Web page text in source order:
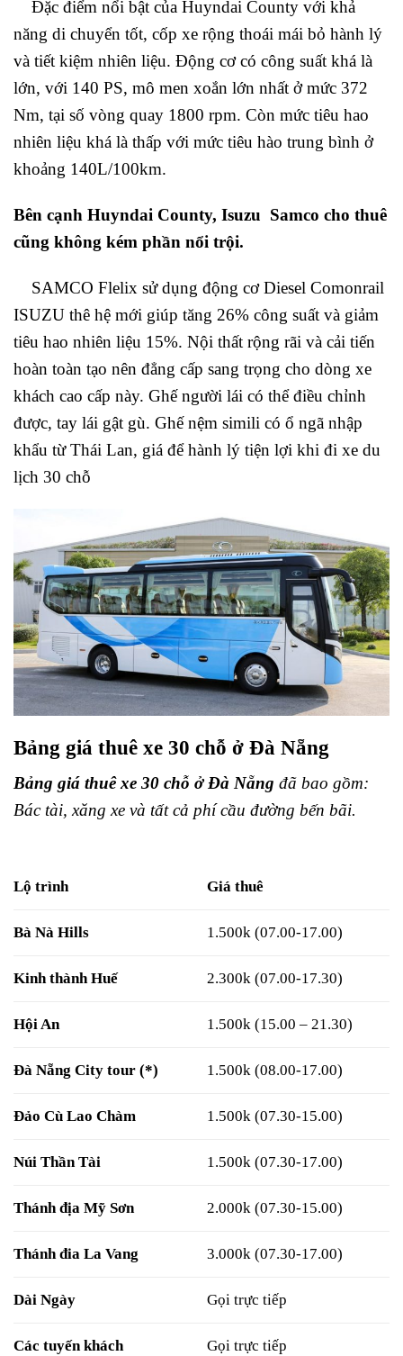
Đặc điểm nổi bật của Huyndai County với khả
năng di chuyển tốt, cốp xe rộng thoái mái bỏ hành lý
và tiết kiệm nhiên liệu. Động cơ có công suất khá là
lớn, với 140 PS, mô men xoắn lớn nhất ở mức 372
Nm, tại số vòng quay 1800 rpm. Còn mức tiêu hao
nhiên liệu khá là thấp với mức tiêu hào trung bình ở
khoảng 140L/100km.
Bên cạnh Huyndai County, Isuzu Samco cho thuê
cũng không kém phần nổi trội.
SAMCO Flelix sử dụng động cơ Diesel Comonrail
ISUZU thê hệ mới giúp tăng 26% công suất và giảm
tiêu hao nhiên liệu 15%. Nội thất rộng rãi và cải tiến
hoàn toàn tạo nên đẳng cấp sang trọng cho dòng xe
khách cao cấp này. Ghế người lái có thể điều chỉnh
được, tay lái gật gù. Ghế nệm simili có ổ ngã nhập
khẩu từ Thái Lan, giá để hành lý tiện lợi khi đi xe du
lịch 30 chỗ
Bảng giá thuê xe 30 chỗ ở Đà Nẵng
Bảng giá thuê xe 30 chỗ ở Đà Nẵng đã bao gồm:
Bác tài, xăng xe và tất cả phí cầu đường bến bãi.
Lộ trình Giá thuê
Bà Nà Hills 1.500k (07.00-17.00)
Kinh thành Huế 2.300k (07.00-17.30)
Hội An 1.500k (15.00 – 21.30)
Đà Nẵng City tour (*) 1.500k (08.00-17.00)
Đảo Cù Lao Chàm 1.500k (07.30-15.00)
Núi Thần Tài 1.500k (07.30-17.00)
Thánh địa Mỹ Sơn 2.000k (07.30-15.00)
Thánh đia La Vang 3.000k (07.30-17.00)
Dài Ngày Gọi trực tiếp
Các tuyến khách Gọi trực tiếp